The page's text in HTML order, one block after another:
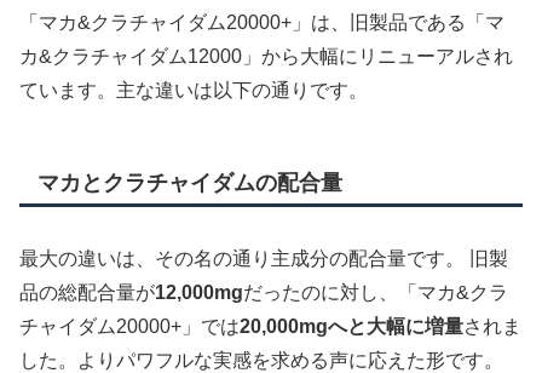
「マカ&クラチャイダム20000+」は、旧製品である「マ
カ&クラチャイダム12000」から大幅にリニューアルされ
ています。主な違いは以下の通りです。
マカとクラチャイダムの配合量
最大の違いは、その名の通り主成分の配合量です。 旧製
品の総配合量が12,000mgだったのに対し、「マカ&クラ
チャイダム20000+」では20,000mgへと大幅に増量されま
した。よりパワフルな実感を求める声に応えた形です。